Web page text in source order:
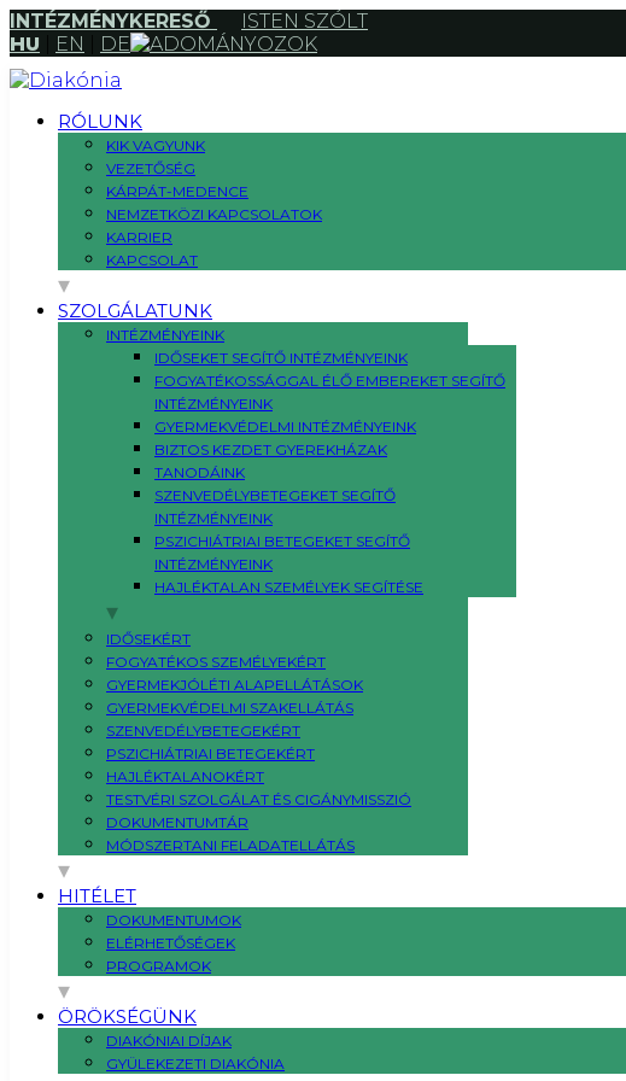
INTÉZMÉNYKERESŐ
ISTEN SZÓLT
HU
EN DE ADOMÁNYOZOK
RÓLUNK
KIK VAGYUNK
VEZETŐSÉG
KÁRPÁT-MEDENCE
NEMZETKÖZI KAPCSOLATOK
KARRIER
KAPCSOLAT
SZOLGÁLATUNK
INTÉZMÉNYEINK
IDŐSEKET SEGÍTŐ INTÉZMÉNYEINK
FOGYATÉKOSSÁGGAL ÉLŐ EMBEREKET SEGÍTŐ
INTÉZMÉNYEINK
GYERMEKVÉDELMI INTÉZMÉNYEINK
BIZTOS KEZDET GYEREKHÁZAK
TANODÁINK
SZENVEDÉLYBETEGEKET SEGÍTŐ
INTÉZMÉNYEINK
PSZICHIÁTRIAI BETEGEKET SEGÍTŐ
INTÉZMÉNYEINK
HAJLÉKTALAN SZEMÉLYEK SEGÍTÉSE
IDŐSEKÉRT
FOGYATÉKOS SZEMÉLYEKÉRT
GYERMEKJÓLÉTI ALAPELLÁTÁSOK
GYERMEKVÉDELMI SZAKELLÁTÁS
SZENVEDÉLYBETEGEKÉRT
PSZICHIÁTRIAI BETEGEKÉRT
HAJLÉKTALANOKÉRT
TESTVÉRI SZOLGÁLAT ÉS CIGÁNYMISSZIÓ
DOKUMENTUMTÁR
MÓDSZERTANI FELADATELLÁTÁS
HITÉLET
DOKUMENTUMOK
ELÉRHETŐSÉGEK
PROGRAMOK
ÖRÖKSÉGÜNK
DIAKÓNIAI DÍJAK
GYÜLEKEZETI DIAKÓNIA